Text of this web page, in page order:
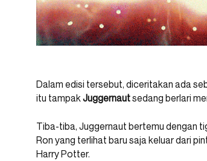
Dalam edisi tersebut, diceritakan ada
itu tampakJuggernautsedang berlari
Tiba-tiba, Juggernaut bertemu dengan
Ron yang terlihat baru saja keluar dari
Harry Potter.